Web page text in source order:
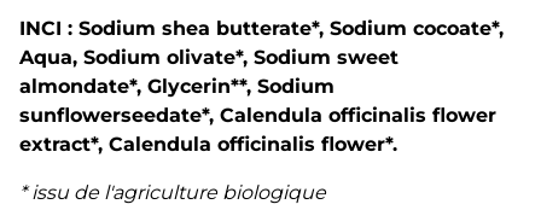
INCI : Sodium shea butterate*, Sodium cocoate*,
Aqua, Sodium olivate*, Sodium sweet
almondate*, Glycerin**, Sodium
sunflowerseedate*, Calendula officinalis flower
extract*, Calendula officinalis flower*.
* issu de l'agriculture biologique